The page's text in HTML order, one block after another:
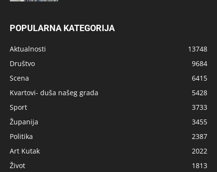
POPULARNA KATEGORIJA
Aktualnosti
13748
Društvo
9684
Scena
6415
Kvartovi- duša našeg grada
5428
Sport
3733
Županija
3455
Politika
2387
Art Kutak
2022
Život
1813